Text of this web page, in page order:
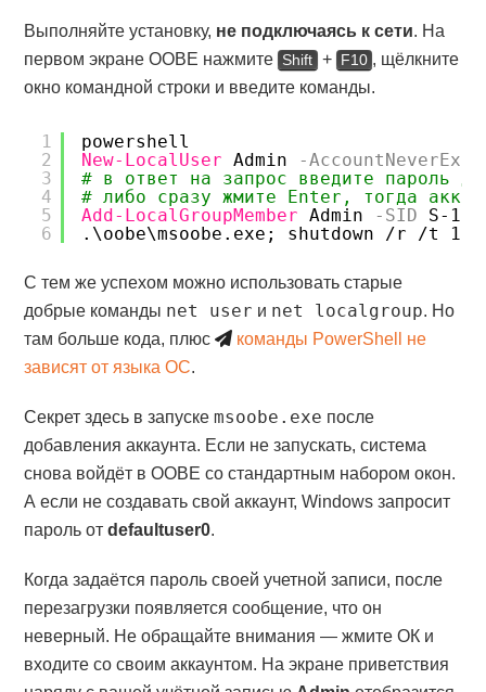
Выполняйте установку, не подключаясь к сети. На
первом экране OOBE нажмите Shift + F10 , щёлкните
окно командной строки и введите команды.
1
2
3
4
5
6
powershell
New-LocalUser Admin
-
# в ответ на запрос введите пароль
# либо сразу жмите Enter, тогда
Add-LocalGroupMember Admin -SID
S-1-
.\oobe\msoobe.exe; shutdown /r /t 1
С тем же успехом можно использовать старые
добрые команды net user и net localgroup. Но
там больше кода, плюс
команды PowerShell не
зависят от языка ОС.
Секрет здесь в запускеmsoobe.exe после
добавления аккаунта. Если не запускать, система
снова войдёт в OOBE со стандартным набором окон.
А если не создавать свой аккаунт, Windows запросит
пароль отdefaultuser0.
Когда задаётся пароль своей учетной записи, после
перезагрузки появляется сообщение, что он
неверный. Не обращайте внимания — жмите ОК и
входите сo своим аккаунтом. На экране приветствия